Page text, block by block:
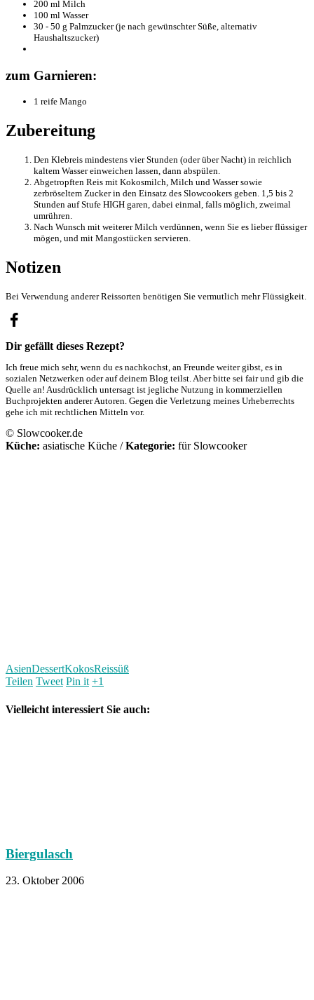
200 ml Milch
100 ml Wasser
30 - 50 g Palmzucker (je nach gewünschter Süße, alternativ
Haushaltszucker)
zum Garnieren:
1 reife Mango
Zubereitung
Den Klebreis mindestens vier Stunden (oder über Nacht) in reichlich
kaltem Wasser einweichen lassen, dann abspülen.
Abgetropften Reis mit Kokosmilch, Milch und Wasser sowie
zerbröseltem Zucker in den Einsatz des Slowcookers geben. 1,5 bis 2
Stunden auf Stufe HIGH garen, dabei einmal, falls möglich, zweimal
umrühren.
Nach Wunsch mit weiterer Milch verdünnen, wenn Sie es lieber flüssiger
mögen, und mit Mangostücken servieren.
Notizen
Bei Verwendung anderer Reissorten benötigen Sie vermutlich mehr Flüssigkeit.
Dir gefällt dieses Rezept?
Ich freue mich sehr, wenn du es nachkochst, an Freunde weiter gibst, es in
sozialen Netzwerken oder auf deinem Blog teilst. Aber bitte sei fair und gib die
Quelle an! Ausdrücklich untersagt ist jegliche Nutzung in kommerziellen
Buchprojekten anderer Autoren. Gegen die Verletzung meines Urheberrechts
gehe ich mit rechtlichen Mitteln vor.
© Slowcooker.de
Küche: asiatische Küche / Kategorie: für Slowcooker
AsienDessertKokosReissüß
Teilen Tweet Pin it +1
Vielleicht interessiert Sie auch:
Biergulasch
23. Oktober 2006